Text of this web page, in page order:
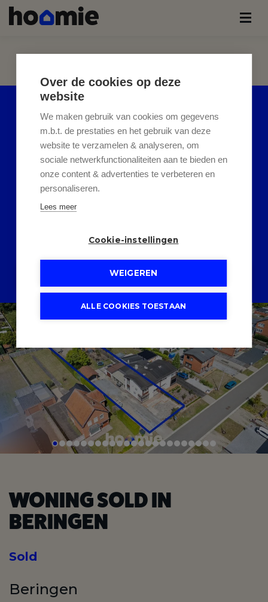
HELAAS, DIT PAND IS
SOLD
Indien u interesse heeft in een
gelijkaardig pand,
inop onze nieuwsbrief en blijf
aanbod.
SCHRIJF U IN
WONING SOLD IN
BERINGEN
Sold
Beringen
Over de cookies op deze
website
We maken gebruik van cookies om gegevens
m.b.t. de prestaties en het gebruik van deze
website te verzamelen & analyseren, om
sociale netwerkfunctionaliteiten aan te bieden en
onze content & advertenties te verbeteren en
personaliseren.
Lees meer
Cookie-instellingen
WEIGEREN
ALLE COOKIES TOESTAAN